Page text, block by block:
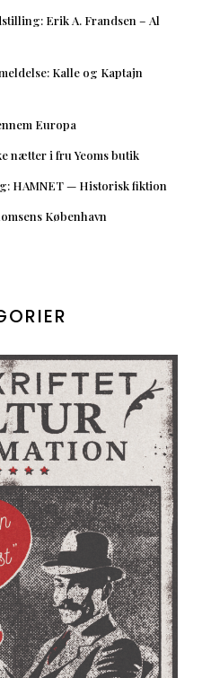
Erik A. Frandsen – Al
Kalle og Kaptajn
Europa
nætter i fru Yeoms butik
HAMNET — Historisk fiktion
København